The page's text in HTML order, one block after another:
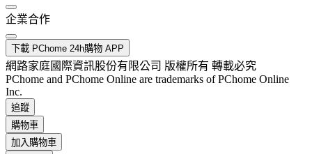
企業合作
下載 PChome 24h購物 APP
網路家庭國際資訊股份有限公司 版權所有 轉載必究
PChome and PChome Online are trademarks of PChome Online
Inc.
追蹤
購物車
加入購物車